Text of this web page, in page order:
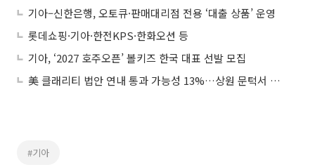
기아–신한은행, 오토큐·판매대리점 전용 ‘대출 상품’ 운영
롯데쇼핑·기아·한전KPS·한화오션 등
기아, ‘2027 호주오픈’ 볼키즈 한국 대표 선발 모집
美 클래리티 법안 연내 통과 가능성 13%…상원 문턱서 제동
#기아